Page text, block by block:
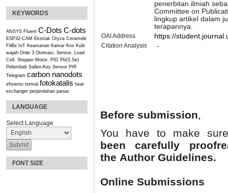
KEYWORDS
ANSYS Fluent C-Dots C-dots
ESP32-CAM Ekstrak Oryza Ceramide
FliBe IoT Keamanan Kamar Kos Kulit
wajah Orde 3 Otomasi, Sensor, Load
Cell, Stepper Motor, PID Pb(S,Se)
Pelembab Sallen-Key Sensor PIR
Telegram carbon nanodots
efisiensi termal fotokatalis heat
exchanger perpindahan panas
LANGUAGE
Select Language
FONT SIZE
penerbitan ilmiah
Committee on
lingkup artikel dalam
terapannya.
OAI Address https://
Citation Analysis -
Before submission,
You have to make
been carefully
the Author Guidelines.
Online Submissions